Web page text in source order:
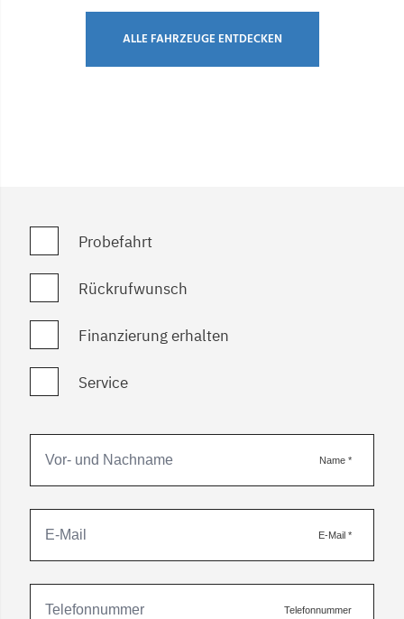
ALLE FAHRZEUGE ENTDECKEN
Probefahrt
Rückrufwunsch
Finanzierung erhalten
Service
Name *
E-Mail *
Telefonnummer